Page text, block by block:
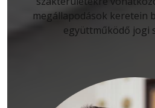
megállapodások keretein
együttműködő jogi